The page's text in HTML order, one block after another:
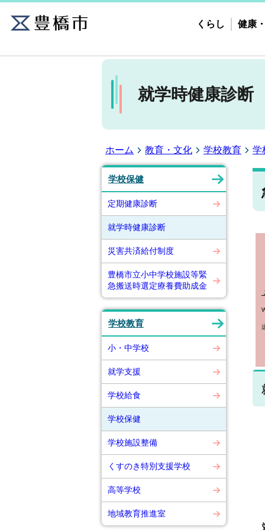
くらし 健康
就学時健康診断
ホーム 教育・文化 学校教育 学
学校保健
定期健康診断
就学時健康診断
災害共済給付制度
豊橋市立小中学校施設等緊
急搬送時選定療養費助成金
学校教育
小・中学校
就学支援
学校給食
学校保健
学校施設整備
くすのき特別支援学校
高等学校
地域教育推進室